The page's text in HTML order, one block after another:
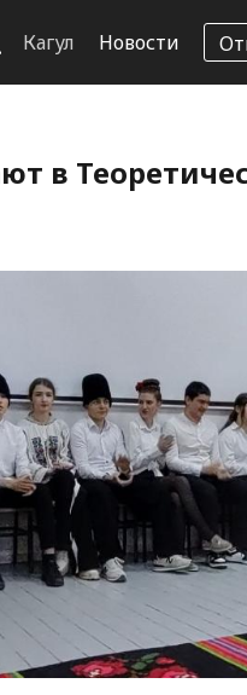
Кагул Новости
в